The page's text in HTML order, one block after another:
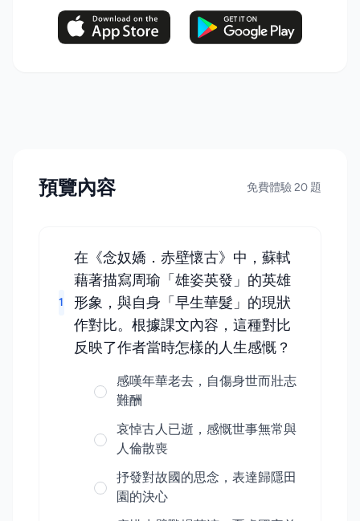
預覽內容 免費體驗 20 題
1
在《念奴嬌．赤壁懷古》中，蘇軾
藉著描寫周瑜「雄姿英發」的英雄
形象，與自身「早生華髮」的現狀
作對比。根據課文內容，這種對比
反映了作者當時怎樣的人生感慨？
感嘆年華老去，自傷身世而壯志
難酬
哀悼古人已逝，感慨世事無常與
人倫散喪
抒發對故國的思念，表達歸隱田
園的決心